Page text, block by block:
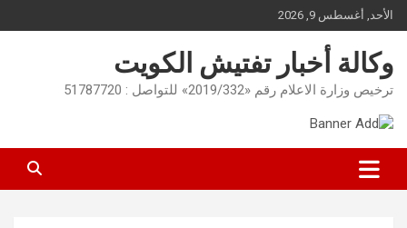
Skip
to
content
الأحد, أغسطس 9, 2026
وكالة أخبار تفتيش الكويت
ترخيص وزارة الاعلام رقم «2019/332» للتواصل : 51787720